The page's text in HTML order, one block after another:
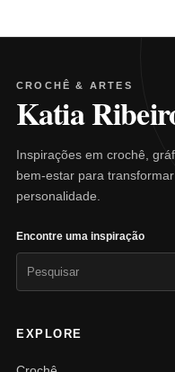
CROCHÊ & ARTES
Katia
Inspirações em crochê,
bem-estar para
personalidade.
Encontre uma inspiração
EXPLORE